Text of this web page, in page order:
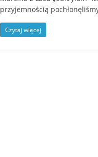
przyjemnością
Czytaj więcej